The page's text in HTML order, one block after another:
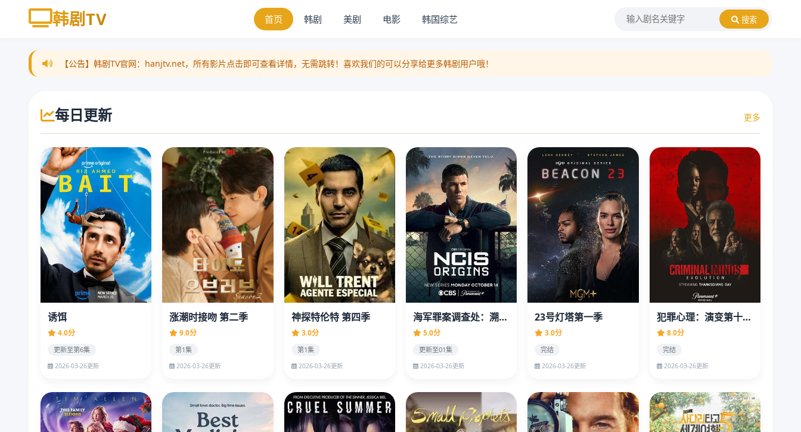
韩剧TV 首页 韩剧 美剧 电影 韩国综艺 搜索
【公告】韩剧TV官网：hanjtv.net，所有影片点击即可查看详情，无需跳转！喜欢我们的可以分享给更多韩剧用户哦！
每日更新 更多
诱饵
4.0分
更新至第6集
2026-03-26更新
涨潮时接吻 第二季
9.0分
第1集
2026-03-26更新
神探特伦特 第四季
3.0分
第1集
2026-03-26更新
海军罪案调查处：溯源第二季
5.0分
更新至01集
2026-03-26更新
23号灯塔第一季
3.0分
完结
2026-03-26更新
犯罪心理：演变第十六季
8.0分
完结
2026-03-26更新